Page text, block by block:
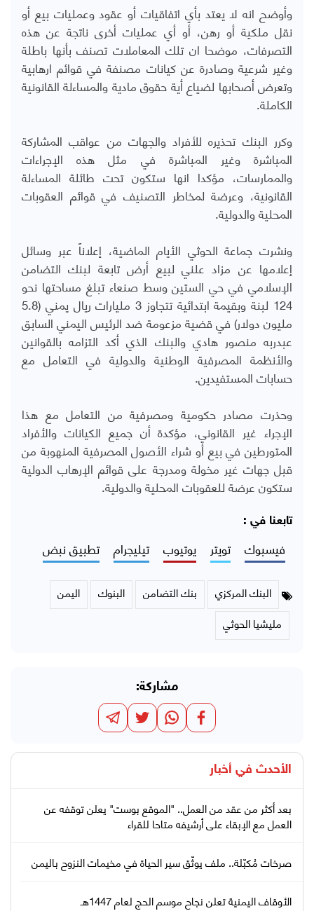
وأوضح انه لا يعتد بأي اتفاقيات أو عقود وعمليات بيع أو
نقل ملكية أو رهن، أو أي عمليات أخرى ناتجة عن هذه
التصرفات، موضحا ان تلك المعاملات تصنف بأنها باطلة
وغير شرعية وصادرة عن كيانات مصنفة في قوائم ارهابية
وتعرض أصحابها لضياع أية حقوق مادية والمساءلة القانونية
الكاملة.
وكرر البنك تحذيره للأفراد والجهات من عواقب المشاركة
المباشرة وغير المباشرة في مثل هذه الإجراءات
والممارسات، مؤكدا انها ستكون تحت طائلة المساءلة
القانونية، وعرضة لمخاطر التصنيف في قوائم العقوبات
المحلية والدولية.
ونشرت جماعة الحوثي الأيام الماضية، إعلاناً عبر وسائل
إعلامها عن مزاد علني لبيع أرض تابعة لبنك التضامن
الإسلامي في حي الستين وسط صنعاء تبلغ مساحتها نحو
124 لبنة وبقيمة ابتدائية تتجاوز 3 مليارات ريال يمني (5.8
مليون دولار) في قضية مزعومة ضد الرئيس اليمني السابق
عبدربه منصور هادي والبنك الذي أكد التزامه بالقوانين
والأنظمة المصرفية الوطنية والدولية في التعامل مع
حسابات المستفيدين.
وحذرت مصادر حكومية ومصرفية من التعامل مع هذا
الإجراء غير القانوني، مؤكدة أن جميع الكيانات والأفراد
المتورطين في بيع أو شراء الأصول المصرفية المنهوبة من
قبل جهات غير مخولة ومدرجة على قوائم الإرهاب الدولية
ستكون عرضة للعقوبات المحلية والدولية.
تابعنا في :
فيسبوك تويتر يوتيوب تيليجرام تطبيق نبض
البنك المركزي بنك التضامن البنوك
اليمن
مليشيا الحوثي
مشاركة:
الأحدث في أخبار
بعد أكثر من عقد من العمل.. "الموقع بوست" يعلن توقفه عن
العمل مع الإبقاء على أرشيفه متاحا للقراء
صرخات مُكبّلة.. ملف يوثّق سير الحياة في مخيمات النزوح باليمن
الأوقاف اليمنية تعلن نجاح موسم الحج لعام 1447هـ